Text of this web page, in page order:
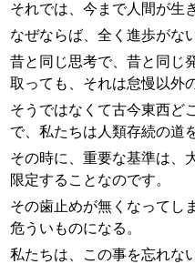
それでは、今まで人間が生
なぜならば、全く進歩がな
昔と同じ思考で、昔と同じ
取っても、それは怠慢以外
そうではなくて古今東西ど
で、私たちは人類存続の道
その時に、重要な基準は、
限定することなのです。
その歯止めが無くなってし
危ういものになる。
私たちは、この事を忘れな